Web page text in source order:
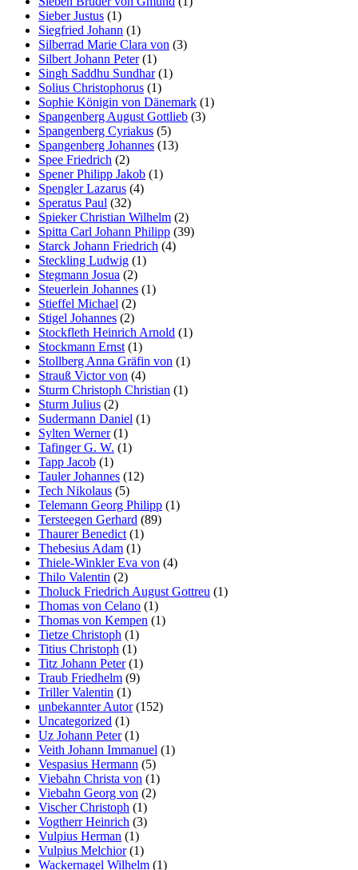
Sieber Justus (1)
Siegfried Johann (1)
Silberrad Marie Clara von (3)
Silbert Johann Peter(1)
Singh Saddhu Sundhar(1)
Solius Christophorus (1)
Sophie Königin von Dänemark (1)
Spangenberg August Gottlieb (3)
Spangenberg Cyriakus (5)
Spangenberg Johannes (13)
Spee Friedrich (2)
Spener Philipp Jakob (1)
Spengler Lazarus (4)
Speratus Paul (32)
Spieker Christian Wilhelm (2)
Spitta Carl Johann Philipp (39)
Starck Johann Friedrich (4)
Steckling Ludwig (1)
Stegmann Josua (2)
Steuerlein Johannes (1)
Stieffel Michael (2)
Stigel Johannes (2)
Stockfleth Heinrich Arnold (1)
Stockmann Ernst (1)
Stollberg Anna Gräfin von (1)
Strauß Victor von (4)
Sturm Christoph Christian (1)
Sturm Julius (2)
Sudermann Daniel (1)
Sylten Werner(1)
Tafinger G. W. (1)
Tapp Jacob (1)
Tauler Johannes (12)
Tech Nikolaus (5)
Telemann Georg Philipp (1)
Tersteegen Gerhard (89)
Thaurer Benedict (1)
Thebesius Adam (1)
Thiele-Winkler Eva von (4)
Thilo Valentin (2)
Tholuck Friedrich August Gottreu (1)
Thomas von Celano (1)
Thomas von Kempen (1)
Tietze Christoph (1)
Titius Christoph (1)
Titz Johann Peter(1)
Traub Friedhelm (9)
Triller Valentin (1)
unbekannter Autor(152)
Uncategorized (1)
Uz Johann Peter(1)
Veith Johann Immanuel (1)
Vespasius Hermann (5)
Viebahn Christa von (1)
Viebahn Georg von (2)
Vischer Christoph (1)
Vogtherr Heinrich (3)
Vulpius Herman (1)
Vulpius Melchior(1)
Wackernagel Wilhelm (1)